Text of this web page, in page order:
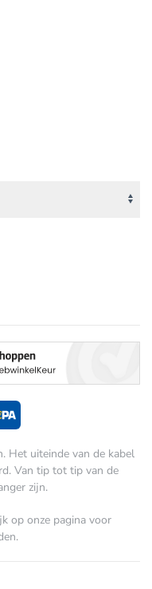
Het uiteinde van de kabel
Van tip tot tip van de
zijn.
op onze pagina voor